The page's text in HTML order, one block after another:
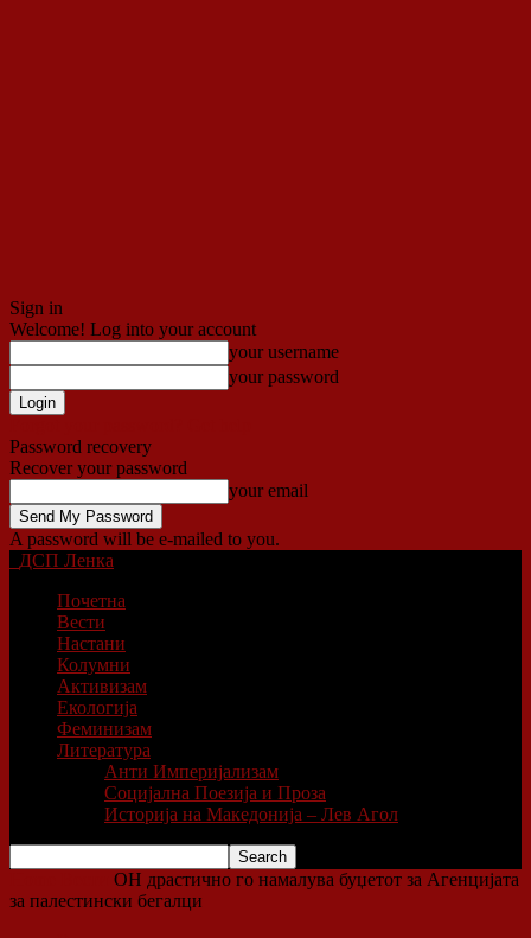
Sign in
Welcome! Log into your account
your username
your password
Password recovery
Recover your password
your email
A password will be e-mailed to you.
ДСП Ленка
Почетна
Вести
Настани
Колумни
Активизам
Екологија
Феминизам
Литература
Анти Империјализам
Социјална Поезија и Проза
Историја на Македонија – Лев Агол
ОН драстично го намалува буџетот за Агенцијата
за палестински бегалци